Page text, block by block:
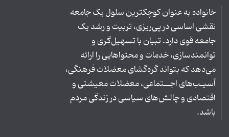
خانواده به عنوان کوچکترین سلول یک جامعه
نقشی اساسی در پی‌ریزی، تربیت و رشد یک
جامعه قوی دارد. تبیان با تسهیل‌گری و
توانمندسازی، خدمات و محتواهایی را ارائه
می‌دهد که بتواند گره‌گشای معضلات فرهنگی،
آسیـب‌های اجــتماعی، معضلات معیشتی و
اقتصادی و چالش‌های سیاسی در زندگی مردم
باشد.